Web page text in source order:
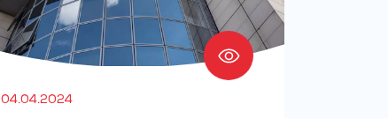
04.04.2024